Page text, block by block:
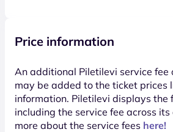
Price information
An additional Piletilevi service fee
may be added to the ticket prices
information. Piletilevi displays the
including the service fee across its
more about the service fees here!